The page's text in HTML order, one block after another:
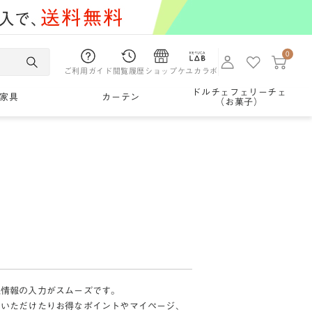
ご利用ガイド 閲覧履歴 ショップケユカラボ
0
家具 カーテン
ドルチェフェリーチェ
（お菓子）
報の入力がスムーズです。
ただけたりお得なポイントやマイページ、